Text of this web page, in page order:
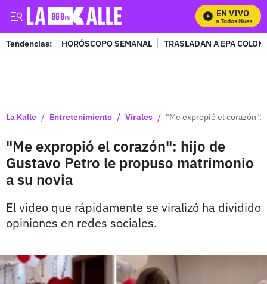
EN VIVO
Mira Todos Nuestros
Tendencias: HORÓSCOPO SEMANAL TRASLADAN A EPA
La Kalle / Entretenimiento / Virales / "Me expropió el corazón":
"Me expropió el corazón": hijo de
Gustavo Petro le propuso matrimonio
a su novia
El video que rápidamente se viralizó ha dividido
opiniones en redes sociales.